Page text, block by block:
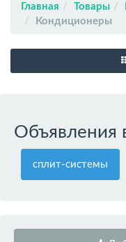
Главная Товары
Кондиционеры
Объявления
сплит-системы